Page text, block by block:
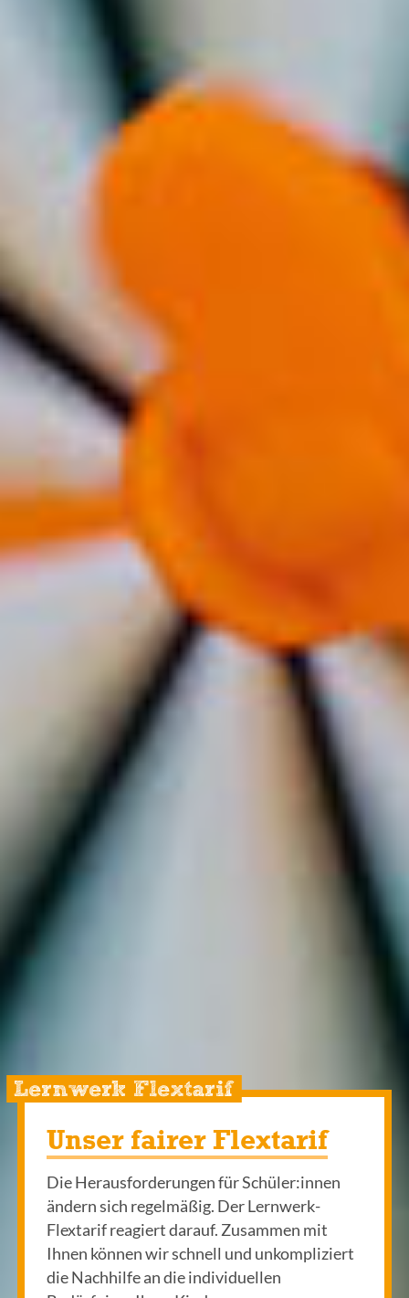
Lernwerk Flextarif
Unser fairer Flextarif
Die Herausforderungen für Schüler:innen
ändern sich regelmäßig. Der Lernwerk-
Flextarif reagiert darauf. Zusammen mit
Ihnen können wir schnell und unkompliziert
die Nachhilfe an die individuellen